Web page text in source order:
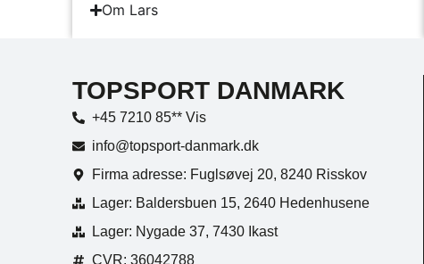
Om Lars
TOPSPORT DANMARK
+45 7210 85** Vis
info@topsport-danmark.dk
Firma adresse: Fuglsøvej 20, 8240 Risskov
Lager: Baldersbuen 15, 2640 Hedenhusene
Lager: Nygade 37, 7430 Ikast
CVR: 36042788